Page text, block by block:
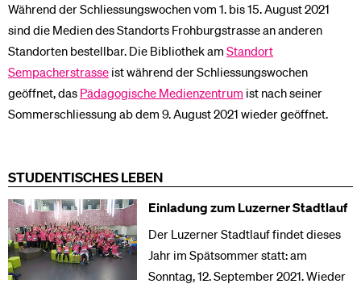
Während der Schliessungswochen vom 1. bis 15. August 2021
sind die Medien des Standorts Frohburgstrasse an anderen
Standorten bestellbar. Die Bibliothek am Standort
Sempacherstrasse ist während der Schliessungswochen
geöffnet, das Pädagogische Medienzentrum ist nach seiner
Sommerschliessung ab dem 9. August 2021 wieder geöffnet.
STUDENTISCHES LEBEN
Einladung zum Luzerner Stadtlauf
Der Luzerner Stadtlauf findet dieses
Jahr im Spätsommer statt: am
Sonntag, 12. September 2021. Wieder